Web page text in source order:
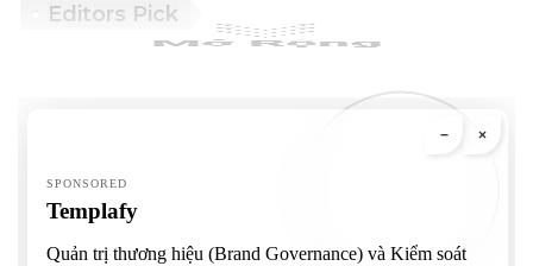
Editors Pick